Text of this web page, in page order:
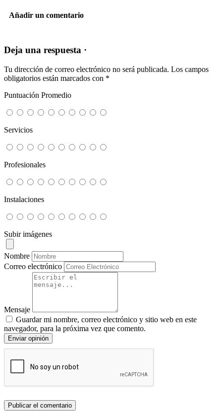
Añadir un comentario
Deja una respuesta ·
Tu dirección de correo electrónico no será publicada. Los campos
obligatorios están marcados con *
Puntuación Promedio
Servicios
Profesionales
Instalaciones
Subir imágenes
Nombre
Correo electrónico
Mensaje
Guardar mi nombre, correo electrónico y sitio web en este
navegador, para la próxima vez que comento.
Enviar opinión